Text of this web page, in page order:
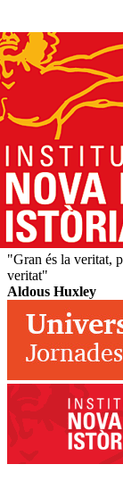
"Gran és la veritat,
veritat"
Aldous Huxley